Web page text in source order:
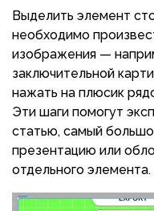
Выделить элемент
необходимо
изображения —
заключительной
нажать на плюсик
Эти шаги помогут
статью, самый
презентацию или
отдельного элемента.